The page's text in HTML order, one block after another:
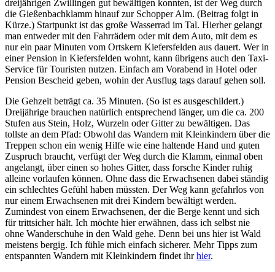
dreijährigen Zwillingen gut bewältigen konnten, ist der Weg durch
die Gießenbachklamm hinauf zur Schopper Alm. (Beitrag folgt in
Kürze.) Startpunkt ist das große Wasserrad im Tal. Hierher gelangt
man entweder mit den Fahrrädern oder mit dem Auto, mit dem es
nur ein paar Minuten vom Ortskern Kiefersfelden aus dauert. Wer in
einer Pension in Kiefersfelden wohnt, kann übrigens auch den Taxi-
Service für Touristen nutzen. Einfach am Vorabend in Hotel oder
Pension Bescheid geben, wohin der Ausflug tags darauf gehen soll.
Die Gehzeit beträgt ca. 35 Minuten. (So ist es ausgeschildert.)
Dreijährige brauchen natürlich entsprechend länger, um die ca. 200
Stufen aus Stein, Holz, Wurzeln oder Gitter zu bewältigen. Das
tollste an dem Pfad: Obwohl das Wandern mit Kleinkindern über die
Treppen schon ein wenig Hilfe wie eine haltende Hand und guten
Zuspruch braucht, verfügt der Weg durch die Klamm, einmal oben
angelangt, über einen so hohes Gitter, dass forsche Kinder ruhig
alleine vorlaufen können. Ohne dass die Erwachsenen dabei ständig
ein schlechtes Gefühl haben müssten. Der Weg kann gefahrlos von
nur einem Erwachsenen mit drei Kindern bewältigt werden.
Zumindest von einem Erwachsenen, der die Berge kennt und sich
für trittsicher hält. Ich möchte hier erwähnen, dass ich selbst nie
ohne Wanderschuhe in den Wald gehe. Denn bei uns hier ist Wald
meistens bergig. Ich fühle mich einfach sicherer. Mehr Tipps zum
entspannten Wandern mit Kleinkindern findet ihrhier.